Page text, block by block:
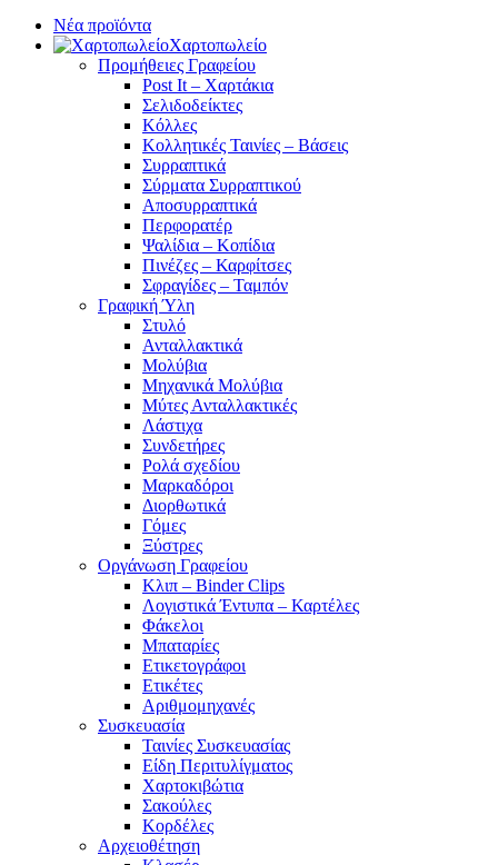
Νέα προϊόντα
Χαρτοπωλείο
Προμήθειες Γραφείου
Post It – Χαρτάκια
Σελιδοδείκτες
Κόλλες
Κολλητικές Ταινίες – Βάσεις
Συρραπτικά
Σύρματα Συρραπτικού
Αποσυρραπτικά
Περφορατέρ
Ψαλίδια – Κοπίδια
Πινέζες – Καρφίτσες
Σφραγίδες – Ταμπόν
Γραφική Ύλη
Στυλό
Ανταλλακτικά
Μολύβια
Μηχανικά Μολύβια
Μύτες Ανταλλακτικές
Λάστιχα
Συνδετήρες
Ρολά σχεδίου
Μαρκαδόροι
Διορθωτικά
Γόμες
Ξύστρες
Οργάνωση Γραφείου
Κλιπ – Binder Clips
Λογιστικά Έντυπα – Καρτέλες
Φάκελοι
Μπαταρίες
Ετικετογράφοι
Ετικέτες
Αριθμομηχανές
Συσκευασία
Ταινίες Συσκευασίας
Είδη Περιτυλίγματος
Χαρτοκιβώτια
Σακούλες
Κορδέλες
Αρχειοθέτηση